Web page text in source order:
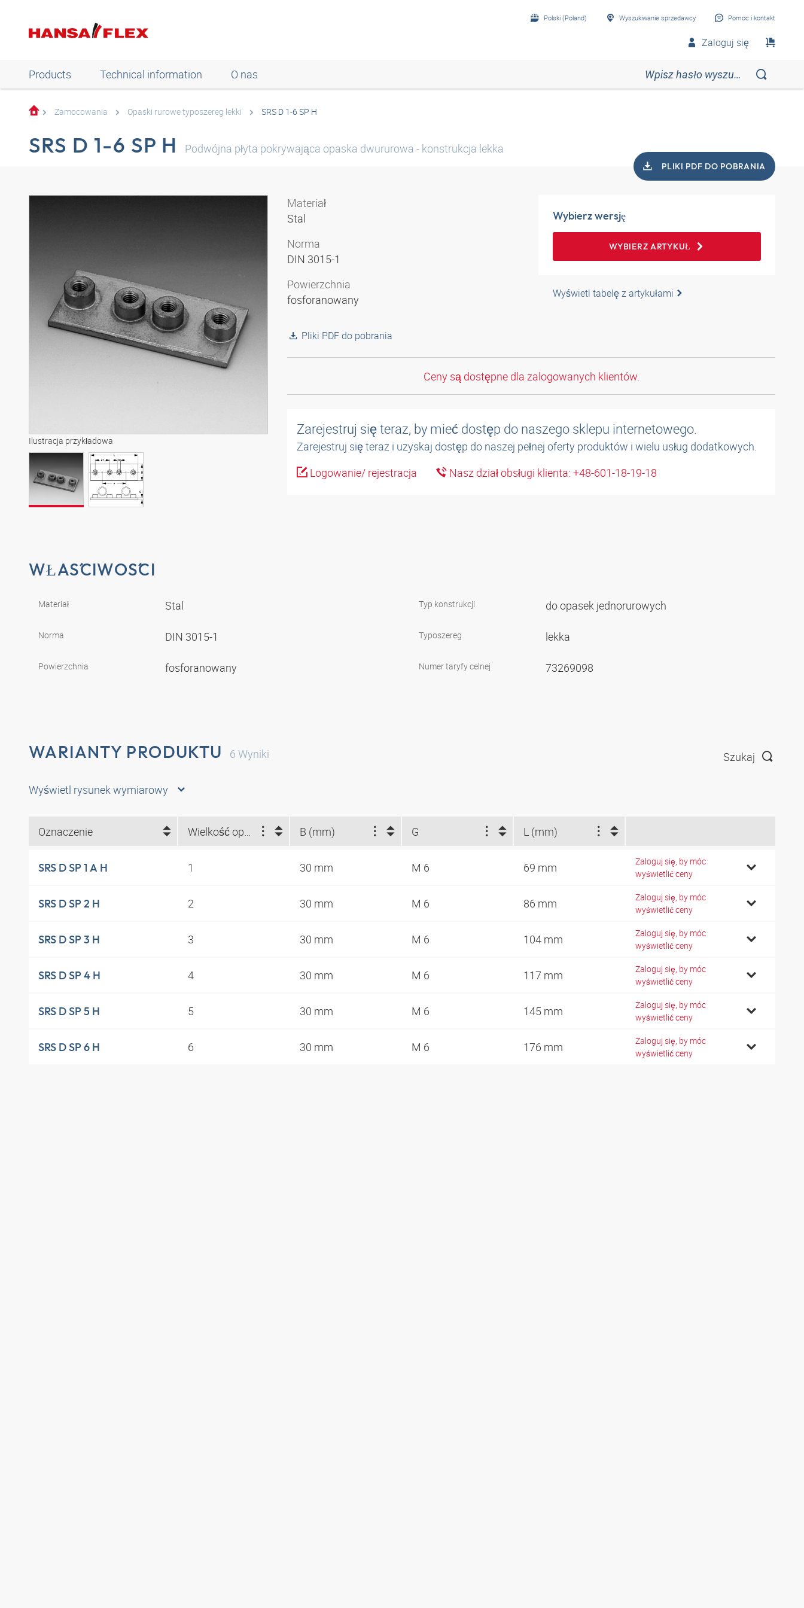
Polski (Poland) Wyszukiwanie sprzedawcy Pomoc i kontakt
Zaloguj się
Products Technical information O nas
Zamocowania Opaski rurowe typoszereg lekki SRS D 1-6 SP H
SRS D 1-6 SP H Podwójna płyta pokrywająca opaska dwururowa - konstrukcja lekka
PLIKI PDF DO POBRANIA
Ilustracja przykładowa
Materiał
Stal
Norma
DIN 3015-1
Powierzchnia
fosforanowany
Pliki PDF do pobrania
Wybierz wersję
WYBIERZ ARTYKUŁ
Wyświetl tabelę z artykułami
Ceny są dostępne dla zalogowanych klientów.
Zarejestruj się teraz, by mieć dostęp do naszego sklepu internetowego.
Zarejestruj się teraz i uzyskaj dostęp do naszej pełnej oferty produktów i wielu usług dodatkowych.
Logowanie/ rejestracja
Nasz dział obsługi klienta: +48-601-18-19-18
WŁAŚCIWOŚCI
Materiał Stal
Norma DIN 3015-1
Powierzchnia fosforanowany
Typ konstrukcji do opasek jednorurowych
Typoszereg lekka
Numer taryfy celnej 73269098
WARIANTY PRODUKTU 6 Wyniki Szukaj
Wyświetl rysunek wymiarowy
Oznaczenie Wielkość opaski B (mm) G L (mm)
SRS D SP 1 A H 1 30 mm M 6 69 mm
Zaloguj się, by móc
wyświetlić ceny
SRS D SP 2 H 2 30 mm M 6 86 mm
Zaloguj się, by móc
wyświetlić ceny
SRS D SP 3 H 3 30 mm M 6 104 mm
Zaloguj się, by móc
wyświetlić ceny
SRS D SP 4 H 4 30 mm M 6 117 mm
Zaloguj się, by móc
wyświetlić ceny
SRS D SP 5 H 5 30 mm M 6 145 mm
Zaloguj się, by móc
wyświetlić ceny
SRS D SP 6 H 6 30 mm M 6 176 mm
Zaloguj się, by móc
wyświetlić ceny